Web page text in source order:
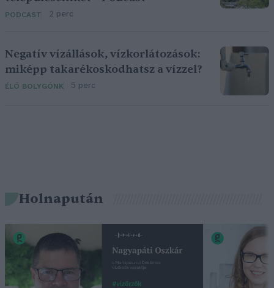
PODCAST 2 perc
Negatív vízállások, vízkorlátozások:
miképp takarékoskodhatsz a vízzel?
ÉLŐ BOLYGÓNK 5 perc
Holnapután